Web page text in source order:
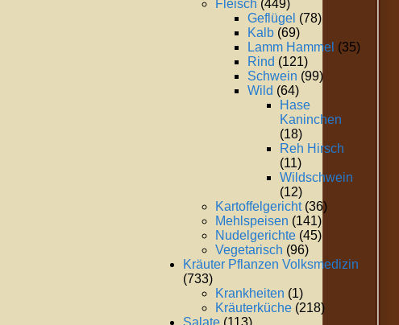
Fleisch (449)
Geflügel (78)
Kalb (69)
Lamm Hammel (35)
Rind (121)
Schwein (99)
Wild (64)
Hase
Kaninchen
(18)
Reh Hirsch
(11)
Wildschwein
(12)
Kartoffelgericht(36)
Mehlspeisen (141)
Nudelgerichte (45)
Vegetarisch (96)
Kräuter Pflanzen Volksmedizin
(733)
Krankheiten (1)
Kräuterküche (218)